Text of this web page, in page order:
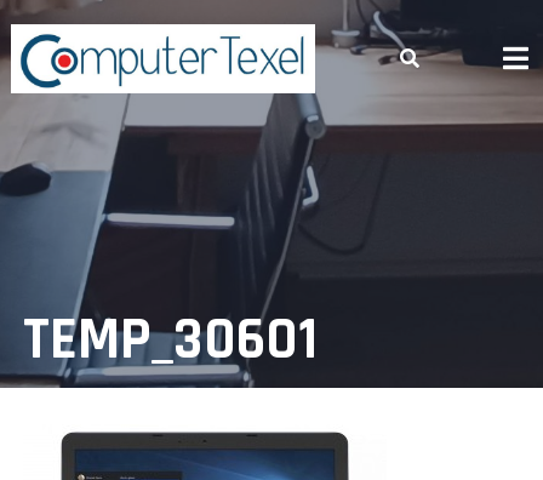
Skip
content
TEMP_30601